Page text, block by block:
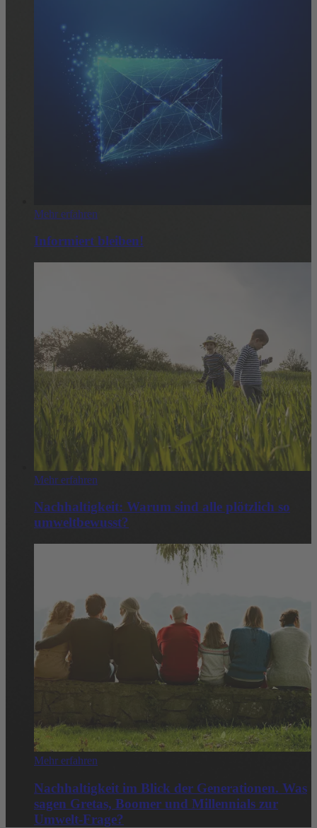
Mehr erfahren
Informiert bleiben!
Mehr erfahren
Nachhaltigkeit: Warum sind alle plötzlich so
umweltbewusst?
Mehr erfahren
Nachhaltigkeit im Blick der Generationen. Was
sagen Gretas, Boomer und Millennials zur
Umwelt-Frage?